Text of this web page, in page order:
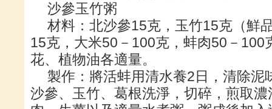
沙參玉竹粥
材料：北沙參15克，玉竹15克（鮮
15克，大米50－100克，蚌肉50－100
花、植物油各適量。
製作：將活蚌用清水養2日，清除泥
沙參、玉竹、葛根洗淨，切碎，煎取